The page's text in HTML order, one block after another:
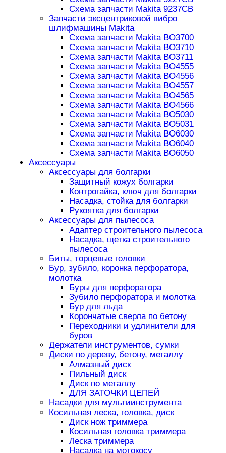
Схема запчасти Makita 9237CB
Запчасти эксцентриковой вибро
шлифмашины Makita
Схема запчасти Makita BO3700
Схема запчасти Makita BO3710
Схема запчасти Makita BO3711
Схема запчасти Makita BO4555
Схема запчасти Makita BO4556
Схема запчасти Makita BO4557
Схема запчасти Makita BO4565
Схема запчасти Makita BO4566
Схема запчасти Makita BO5030
Схема запчасти Makita BO5031
Схема запчасти Makita BO6030
Схема запчасти Makita BO6040
Схема запчасти Makita BO6050
Аксессуары
Аксессуары для болгарки
Защитный кожух болгарки
Контрогайка, ключ для болгарки
Насадка, стойка для болгарки
Рукоятка для болгарки
Аксессуары для пылесоса
Адаптер строительного пылесоса
Насадка, щетка строительного
пылесоса
Биты, торцевые головки
Бур, зубило, коронка перфоратора,
молотка
Буры для перфоратора
Зубило перфоратора и молотка
Бур для льда
Корончатые сверла по бетону
Переходники и удлинители для
буров
Держатели инструментов, сумки
Диски по дереву, бетону, металлу
Алмазный диск
Пильный диск
Диск по металлу
ДЛЯ ЗАТОЧКИ ЦЕПЕЙ
Насадки для мультиинструмента
Косильная леска, головка, диск
Диск нож триммера
Косильная головка триммера
Леска триммера
Насадка на мотокосу